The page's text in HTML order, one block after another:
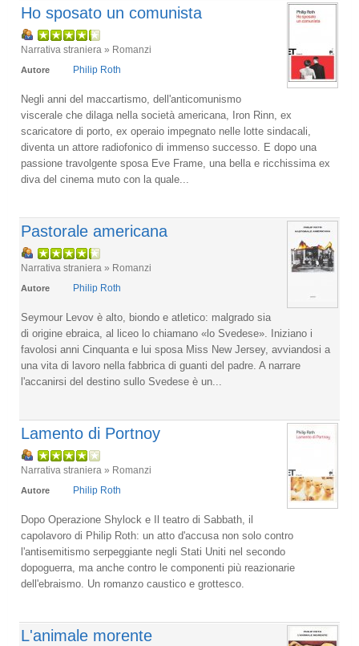
Ho sposato un comunista
Narrativa straniera » Romanzi
Autore Philip Roth
Negli anni del maccartismo, dell'anticomunismo
viscerale che dilaga nella società americana, Iron Rinn, ex
scaricatore di porto, ex operaio impegnato nelle lotte sindacali,
diventa un attore radiofonico di immenso successo. E dopo una
passione travolgente sposa Eve Frame, una bella e ricchissima ex
diva del cinema muto con la quale...
Pastorale americana
Narrativa straniera » Romanzi
Autore Philip Roth
Seymour Levov è alto, biondo e atletico: malgrado sia
di origine ebraica, al liceo lo chiamano «lo Svedese». Iniziano i
favolosi anni Cinquanta e lui sposa Miss New Jersey, avviandosi a
una vita di lavoro nella fabbrica di guanti del padre. A narrare
l'accanirsi del destino sullo Svedese è un...
Lamento di Portnoy
Narrativa straniera » Romanzi
Autore Philip Roth
Dopo Operazione Shylock e Il teatro di Sabbath, il
capolavoro di Philip Roth: un atto d'accusa non solo contro
l'antisemitismo serpeggiante negli Stati Uniti nel secondo
dopoguerra, ma anche contro le componenti più reazionarie
dell'ebraismo. Un romanzo caustico e grottesco.
L'animale morente